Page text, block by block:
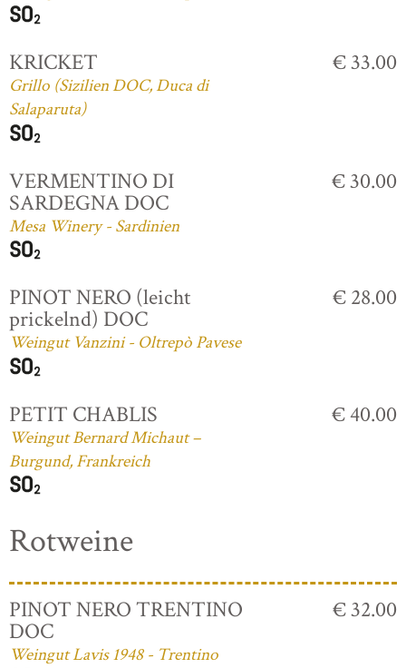
KRICKET
Grillo (Sizilien DOC, Duca di
Salaparuta)
€ 33.00
VERMENTINO DI
SARDEGNA DOC
Mesa Winery - Sardinien
€ 30.00
PINOT NERO (leicht
prickelnd) DOC
Weingut Vanzini - Oltrepò Pavese
€ 28.00
PETIT CHABLIS
Weingut Bernard Michaut –
Burgund, Frankreich
€ 40.00
Rotweine
PINOT NERO TRENTINO
DOC
Weingut Lavis 1948 - Trentino
€ 32.00